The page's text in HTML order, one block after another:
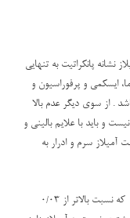
نشانه پانکراتیت به تنهایی
ایسکمی و پرفوراسیون و
. از سوی دیگر عدم بالا
و باید با علایم بالینی و
آمیلاز سرم و ادرار به
که نسبت بالاتر از0/03